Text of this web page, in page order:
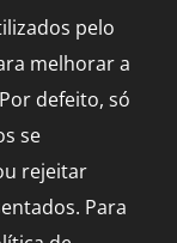
pelo
melhorar a
defeito, só
se
rejeitar
Para